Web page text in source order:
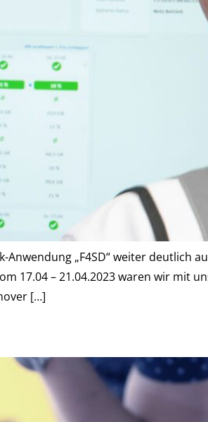
„F4SD“ weiter deutlich
17.04 – 21.04.2023 waren wir mit
[…]